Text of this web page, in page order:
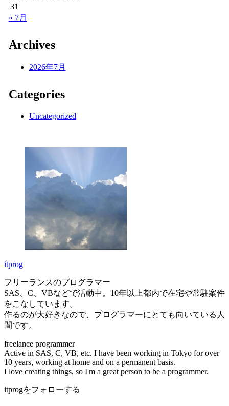
31
« 7月
Archives
2026年7月
Categories
Uncategorized
itprog
フリーランスのプログラマー
SAS、C、VBなどで活動中。10年以上都内で在宅や常駐案件
をこなしています。
作るのが大好きなので、プログラマーにとても向いている人
間です。
freelance programmer
Active in SAS, C, VB, etc. I have been working in Tokyo for over
10 years, working at home and on a permanent basis.
I love creating things, so I'm a great person to be a programmer.
itprogをフォローする